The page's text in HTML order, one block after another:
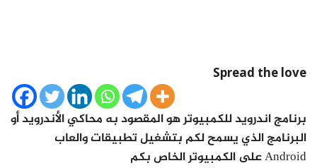
Spread the love
برنامج اندرويد للكمبيوتر هو المقصود به محاكي الأندرويد أو
البرنامج الذي يسمح لكم بتشغيل تطبيقات والعاب
Android على الكمبيوتر الخاص بكم